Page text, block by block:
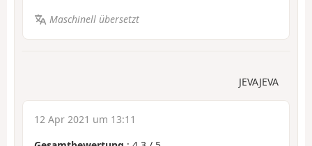
Maschinell übersetzt
JEVAJEVA
12 Apr 2021 um 13:11